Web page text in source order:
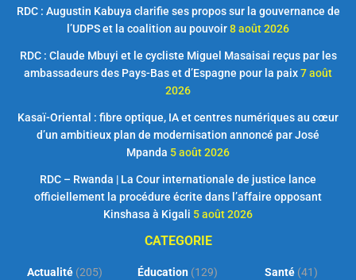
RDC : Augustin Kabuya clarifie ses propos sur la gouvernance de
l’UDPS et la coalition au pouvoir8 août 2026
RDC : Claude Mbuyi et le cycliste Miguel Masaisai reçus par les
ambassadeurs des Pays-Bas et d’Espagne pour la paix7 août
2026
Kasaï-Oriental : fibre optique, IA et centres numériques au cœur
d’un ambitieux plan de modernisation annoncé par José
Mpanda 5 août 2026
RDC – Rwanda | La Cour internationale de justice lance
officiellement la procédure écrite dans l’affaire opposant
Kinshasa à Kigali 5 août 2026
CATEGORIE
Actualité(205)
Éducation (129)
Santé (41)